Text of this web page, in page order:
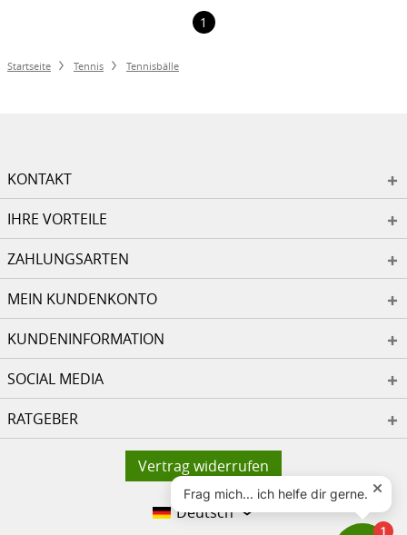
1
Startseite Tennis Tennisbälle
KONTAKT
IHRE VORTEILE
ZAHLUNGSARTEN
MEIN KUNDENKONTO
KUNDENINFORMATION
SOCIAL MEDIA
RATGEBER
Vertrag widerrufen
Deutsch